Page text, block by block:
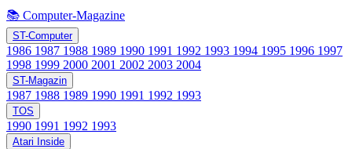
📚 Computer-Magazine
ST-Computer
1986 1987 1988 1989 1990 1991 1992 1993 1994 1995 1996 1997
1998 1999 2000 2001 2002 2003 2004
ST-Magazin
1987 1988 1989 1990 1991 1992 1993
TOS
1990 1991 1992 1993
Atari Inside